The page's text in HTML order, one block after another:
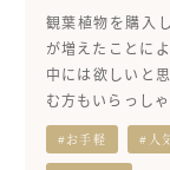
観葉植物を購入
が増えたことに
中には欲しいと
む方もいらっし
#お手軽 #人